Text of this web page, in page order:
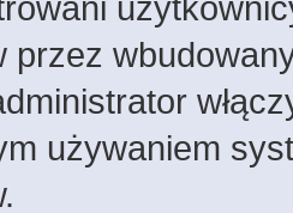
przez
używaniem